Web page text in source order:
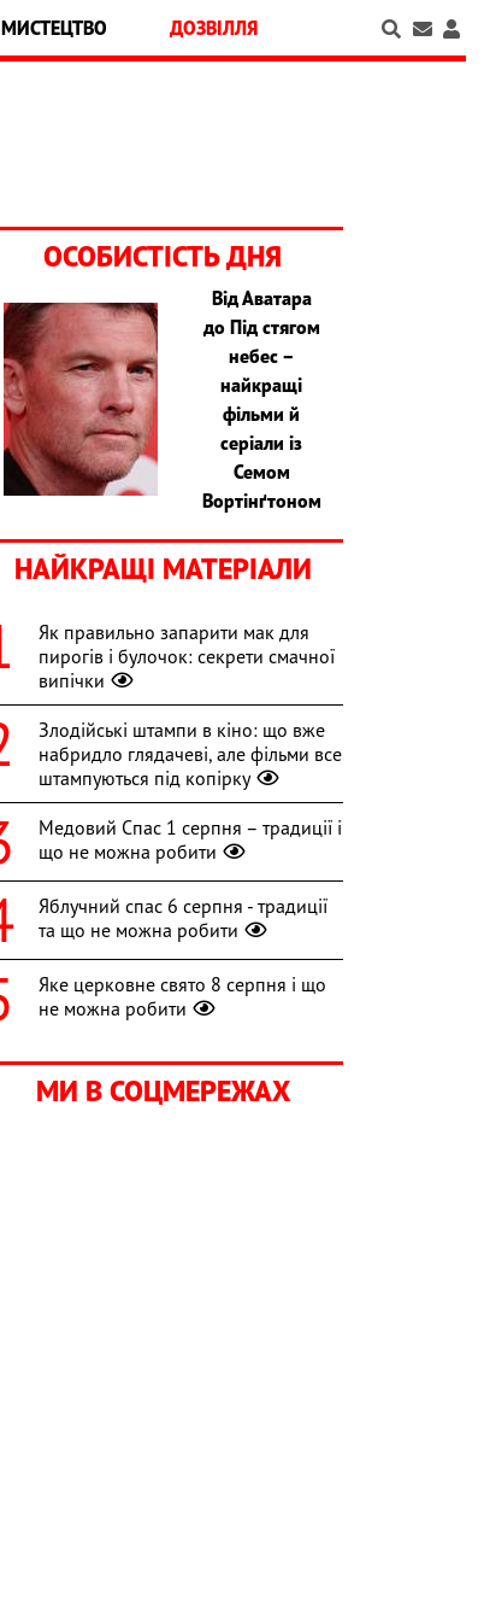
МИСТЕЦТВО ДОЗВІЛЛЯ
ОСОБИСТІСТЬ ДНЯ
Від Аватара
до Під стягом
небес –
найкращі
фільми й
серіали із
Семом
Вортінґтоном
НАЙКРАЩІ МАТЕРІАЛИ
Як правильно запарити мак для
пирогів і булочок: секрети смачної
випічки
Злодійські штампи в кіно: що вже
набридло глядачеві, але фільми все
штампуються під копірку
Медовий Спас 1 серпня – традиції і
що не можна робити
Яблучний спас 6 серпня - традиції
та що не можна робити
Яке церковне свято 8 серпня і що
не можна робити
МИ В СОЦМЕРЕЖАХ